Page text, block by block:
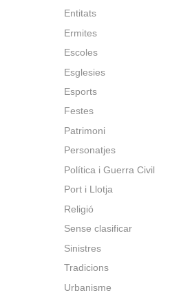
Entitats
Ermites
Escoles
Esglesies
Esports
Festes
Patrimoni
Personatjes
Política i Guerra Civil
Port i Llotja
Religió
Sense clasificar
Sinistres
Tradicions
Urbanisme